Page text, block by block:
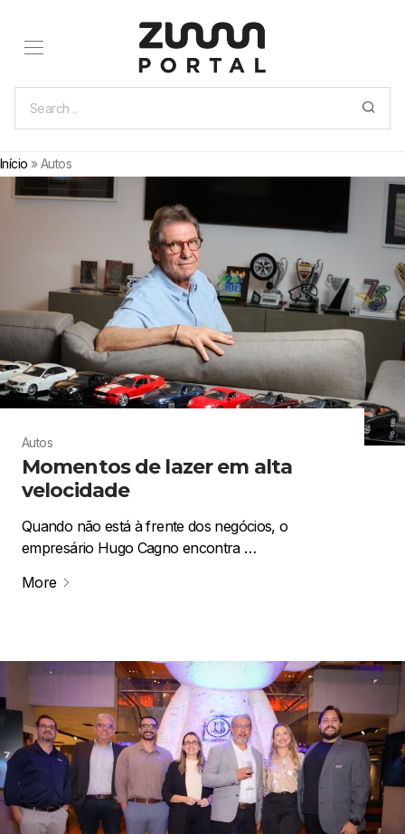
Início »Autos
Autos
Momentos de lazer em alta
velocidade
Quando não está à frente dos negócios, o
empresário Hugo Cagno encontra …
More